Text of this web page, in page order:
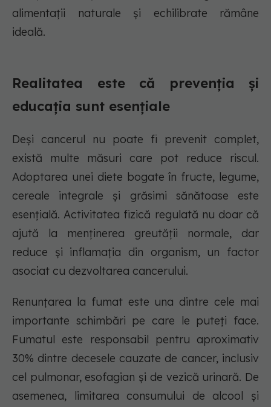
alimentații naturale și echilibrate rămâne
ideală.
Realitatea este că prevenția și
educația sunt esențiale
Deși cancerul nu poate fi prevenit complet,
există multe măsuri care pot reduce riscul.
Adoptarea unei diete bogate în fructe, legume,
cereale integrale și grăsimi sănătoase este
esențială. Activitatea fizică regulată nu doar că
ajută la menținerea greutății normale, dar
reduce și inflamația din organism, un factor
asociat cu dezvoltarea cancerului.
Renunțarea la fumat este una dintre cele mai
importante schimbări pe care le puteți face.
Fumatul este responsabil pentru aproximativ
30% dintre decesele cauzate de cancer, inclusiv
cel pulmonar, esofagian și de vezică urinară. De
asemenea, limitarea consumului de alcool și